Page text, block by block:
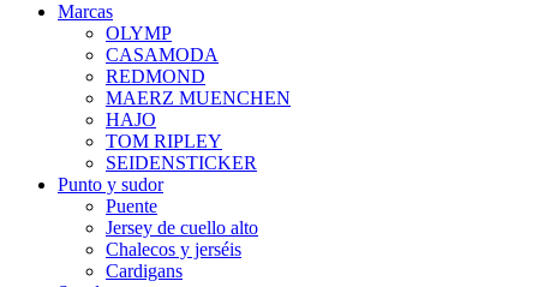
Marcas
OLYMP
CASAMODA
REDMOND
MAERZ MUENCHEN
HAJO
TOM RIPLEY
SEIDENSTICKER
Punto y sudor
Puente
Jersey de cuello alto
Chalecos y jerséis
Cardigans